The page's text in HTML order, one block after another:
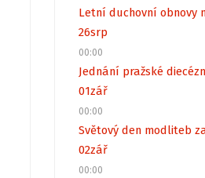
Letní duchovní obnovy
26srp
00:00
Jednání pražské
01zář
00:00
Světový den modliteb
02zář
00:00